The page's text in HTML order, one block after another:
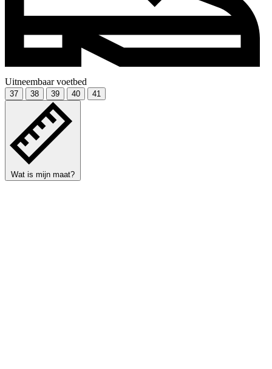
Uitneembaar voetbed
37 38 39 40 41
Wat is mijn maat?